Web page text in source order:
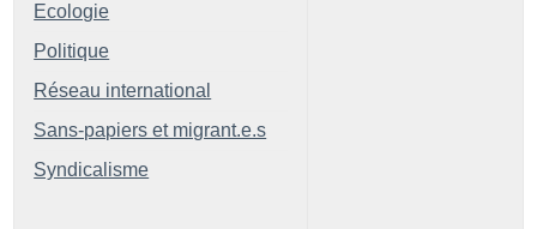
Ecologie
Politique
Réseau international
Sans-papiers et migrant.e.s
Syndicalisme